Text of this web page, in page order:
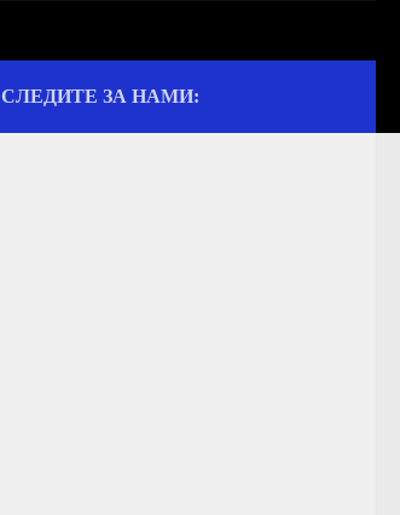
СЛЕДИТЕ ЗА НАМИ: